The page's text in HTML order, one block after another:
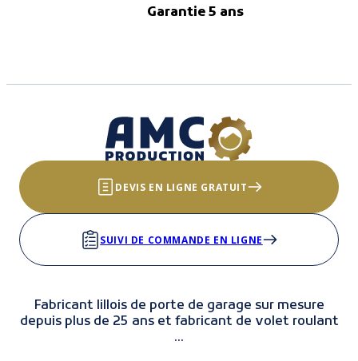
Garantie 5 ans
DEVIS EN LIGNE GRATUIT
SUIVI DE COMMANDE EN LIGNE
Fabricant lillois de porte de garage sur mesure
depuis plus de 25 ans et fabricant de volet roulant
...